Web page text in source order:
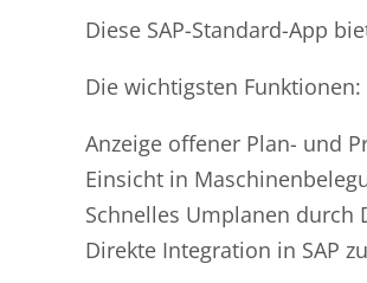
Diese SAP-Standard-App
Die wichtigsten Funktionen:
Anzeige offener Plan- und
Einsicht in
Schnelles Umplanen durch
Direkte Integration in SAP